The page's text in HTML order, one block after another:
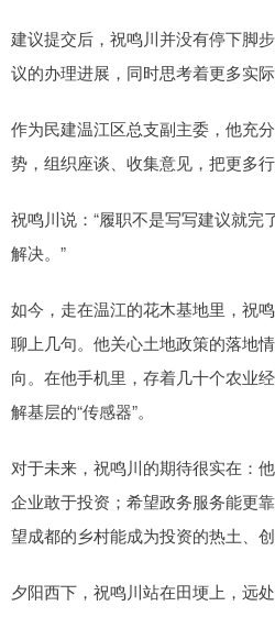
建议提交后，祝鸣川并没有停下脚
议的办理进展，同时思考着更多实际
作为民建温江区总支副主委，他充
势，组织座谈、收集意见，把更多
祝鸣川说：“履职不是写写建议就完
解决。”
如今，走在温江的花木基地里，祝
聊上几句。他关心土地政策的落地
向。在他手机里，存着几十个农业
解基层的“传感器”。
对于未来，祝鸣川的期待很实在：
企业敢于投资；希望政务服务能更
望成都的乡村能成为投资的热土、创
夕阳西下，祝鸣川站在田埂上，远